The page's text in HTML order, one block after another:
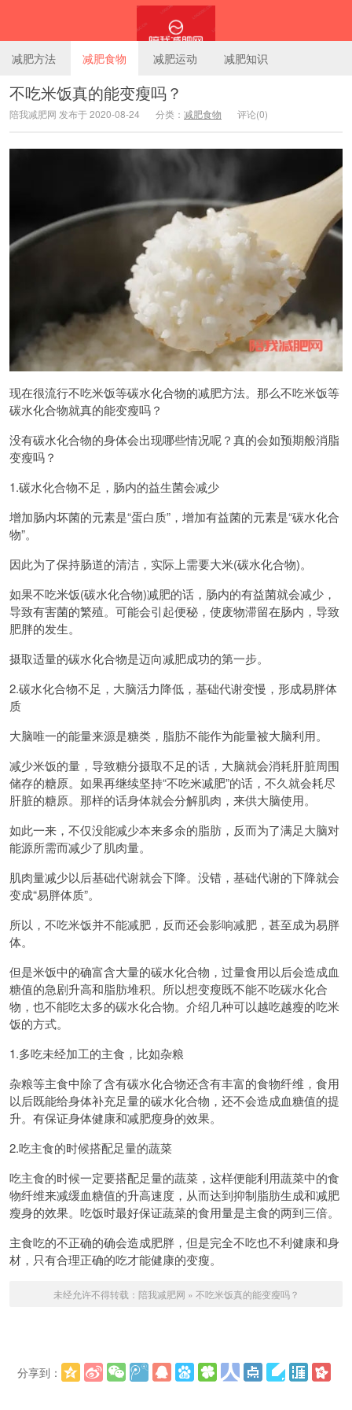
陪我减肥网
减肥方法 减肥食物 减肥运动 减肥知识
不吃米饭真的能变瘦吗？
陪我减肥网 发布于 2020-08-24 分类： 减肥食物 评论(0)
现在很流行不吃米饭等碳水化合物的减肥方法。那么不吃米饭等
碳水化合物就真的能变瘦吗？
没有碳水化合物的身体会出现哪些情况呢？真的会如预期般消脂
变瘦吗？
1.碳水化合物不足，肠内的益生菌会减少
增加肠内坏菌的元素是“蛋白质”，增加有益菌的元素是“碳水化合
物”。
因此为了保持肠道的清洁，实际上需要大米(碳水化合物)。
如果不吃米饭(碳水化合物)减肥的话，肠内的有益菌就会减少，
导致有害菌的繁殖。可能会引起便秘，使废物滞留在肠内，导致
肥胖的发生。
摄取适量的碳水化合物是迈向减肥成功的第一步。
2.碳水化合物不足，大脑活力降低，基础代谢变慢，形成易胖体
质
大脑唯一的能量来源是糖类，脂肪不能作为能量被大脑利用。
减少米饭的量，导致糖分摄取不足的话，大脑就会消耗肝脏周围
储存的糖原。如果再继续坚持“不吃米减肥”的话，不久就会耗尽
肝脏的糖原。那样的话身体就会分解肌肉，来供大脑使用。
如此一来，不仅没能减少本来多余的脂肪，反而为了满足大脑对
能源所需而减少了肌肉量。
肌肉量减少以后基础代谢就会下降。没错，基础代谢的下降就会
变成“易胖体质”。
所以，不吃米饭并不能减肥，反而还会影响减肥，甚至成为易胖
体。
但是米饭中的确富含大量的碳水化合物，过量食用以后会造成血
糖值的急剧升高和脂肪堆积。所以想变瘦既不能不吃碳水化合
物，也不能吃太多的碳水化合物。介绍几种可以越吃越瘦的吃米
饭的方式。
1.多吃未经加工的主食，比如杂粮
杂粮等主食中除了含有碳水化合物还含有丰富的食物纤维，食用
以后既能给身体补充足量的碳水化合物，还不会造成血糖值的提
升。有保证身体健康和减肥瘦身的效果。
2.吃主食的时候搭配足量的蔬菜
吃主食的时候一定要搭配足量的蔬菜，这样便能利用蔬菜中的食
物纤维来减缓血糖值的升高速度，从而达到抑制脂肪生成和减肥
瘦身的效果。吃饭时最好保证蔬菜的食用量是主食的两到三倍。
主食吃的不正确的确会造成肥胖，但是完全不吃也不利健康和身
材，只有合理正确的吃才能健康的变瘦。
未经允许不得转载： 陪我减肥网 » 不吃米饭真的能变瘦吗？
分享到：